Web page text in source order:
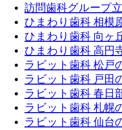
訪問歯科グループ
ひまわり歯科 相模
ひまわり歯科 向ヶ
ひまわり歯科 高円
ラビット歯科 松戸
ラビット歯科 戸田
ラビット歯科 春日
ラビット歯科 札幌
ラビット歯科 仙台